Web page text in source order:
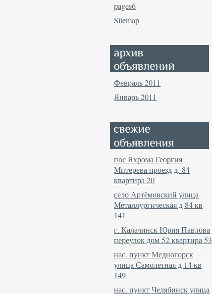
pages6
Sitemap
Февраль 2011
Январь 2011
пос Яхрома Георгия
Митерева проезд д. 84
квартира 20
село Артёмовский улица
Металлургическая д 84 кв
141
г. Калачинск Юрия Павлова
переулок дом 52 квартира 53
нас. пункт Медногорск
улица Самолетная д 14 кв
149
нас. пункт Челябинск улица